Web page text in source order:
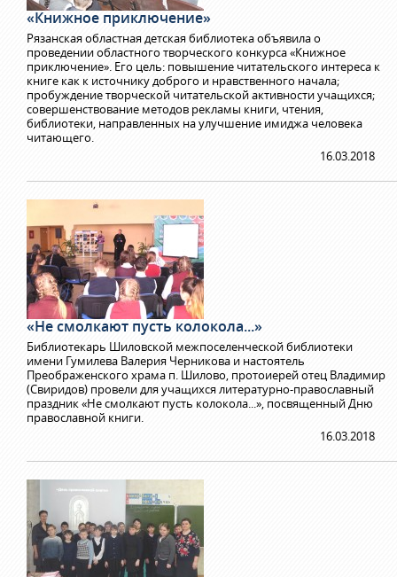
«Книжное приключение»
Рязанская областная детская библиотека объявила о
проведении областного творческого конкурса «Книжное
приключение». Его цель: повышение читательского интереса к
книге как к источнику доброго и нравственного начала;
пробуждение творческой читательской активности учащихся;
совершенствование методов рекламы книги, чтения,
библиотеки, направленных на улучшение имиджа человека
читающего.
16.03.2018
«Не смолкают пусть колокола...»
Библиотекарь Шиловской межпоселенческой библиотеки
имени Гумилева Валерия Черникова и настоятель
Преображенского храма п. Шилово, протоиерей отец Владимир
(Свиридов) провели для учащихся литературно-православный
праздник «Не смолкают пусть колокола...», посвященный Дню
православной книги.
16.03.2018